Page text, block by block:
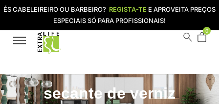
ÉS CABELEIREIRO OU BARBEIRO? REGISTA-TE E APROVEITA PREÇOS
ESPECIAIS SÓ PARA PROFISSIONAIS!
0
secante de verniz